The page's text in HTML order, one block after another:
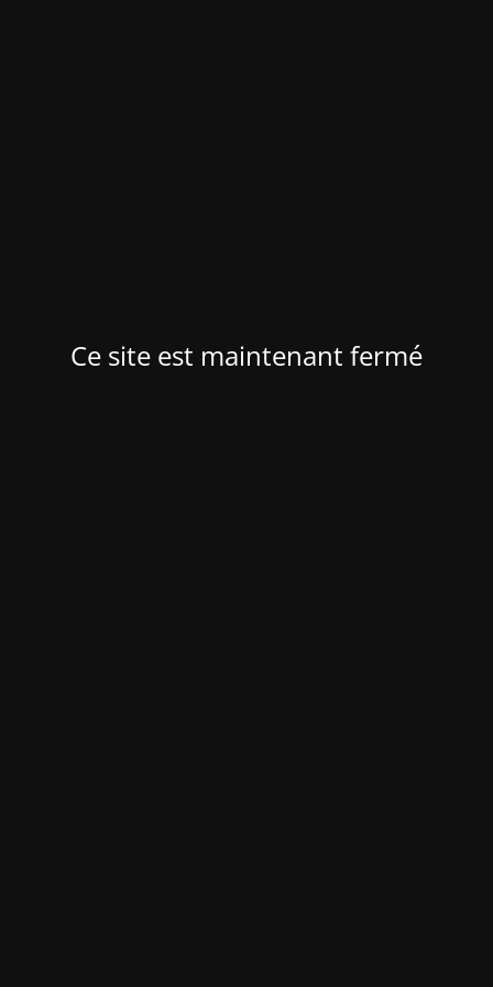
Ce site est maintenant fermé